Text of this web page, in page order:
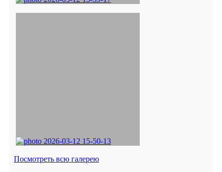
Посмотреть всю галерею